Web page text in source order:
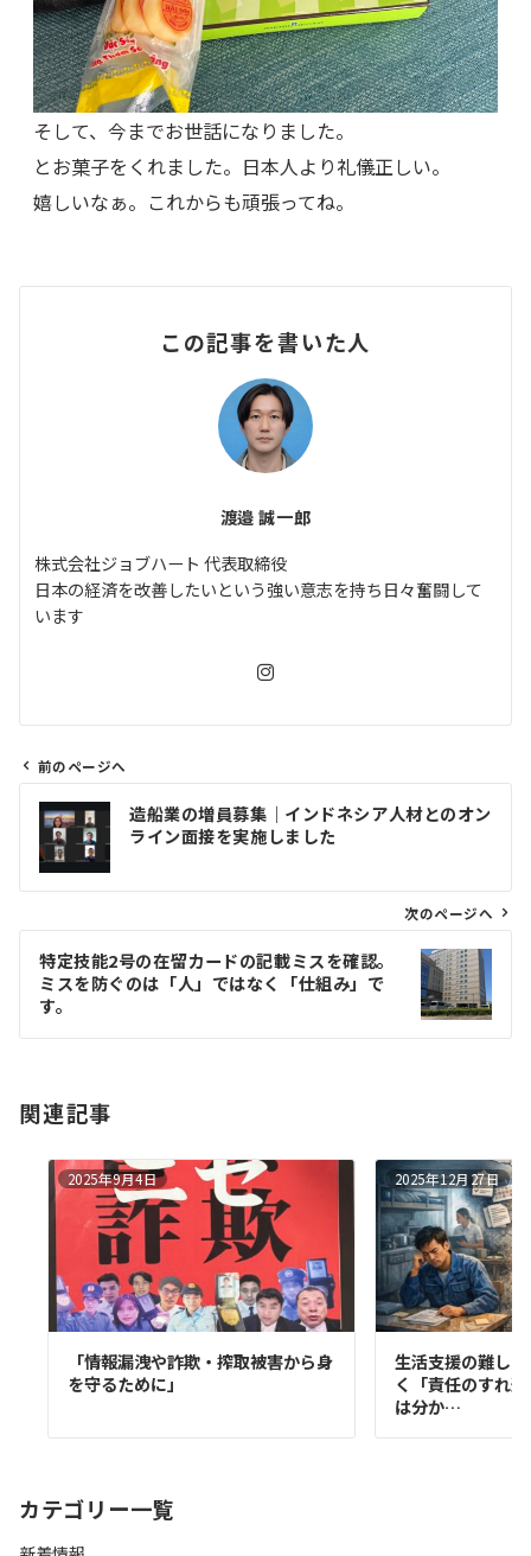
そして、今までお世話になりました。
とお菓子をくれました。日本人より礼儀正しい。
嬉しいなぁ。これからも頑張ってね。
この記事を書いた人
渡邉 誠一郎
株式会社ジョブハート 代表取締役
日本の経済を改善したいという強い意志を持ち日々奮闘して
います
ビ
ン
前のページへ
造船業の増員募集｜インドネシア人材とのオン
ライン面接を実施しました
次のページへ
特定技能2号の在留カードの記載ミスを確認。
ミスを防ぐのは「人」ではなく「仕組み」で
す。
関連記事
2025年9月4日
「情報漏洩や詐欺・搾取被害から身
を守るために」
2025年12月27日
生活支援の難し
く「責任のすれ
は分か…
カテゴリー一覧